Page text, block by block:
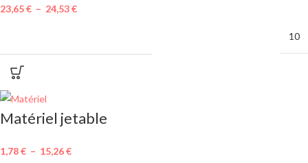
23,65€ – 24,53€
10
Matériel jetable
1,78€ – 15,26€